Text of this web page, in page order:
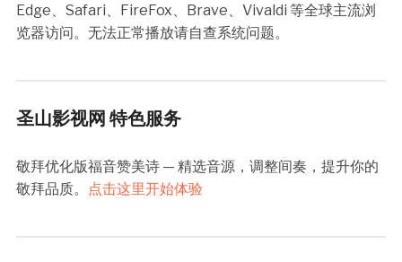
Edge、Safari、FireFox、Brave、Vivaldi 等全球主流浏
览器访问。无法正常播放请自查系统问题。
圣山影视网 特色服务
敬拜优化版福音赞美诗 — 精选音源，调整间奏，提升你的
敬拜品质。
点击这里开始体验